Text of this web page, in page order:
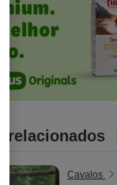
relacionados
Cavalos